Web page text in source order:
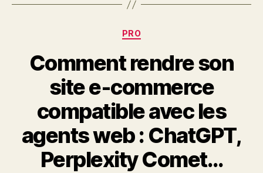
Catégories
PRO
Comment rendre son
site e‑commerce
compatible avec les
agents web : ChatGPT,
Perplexity Comet…